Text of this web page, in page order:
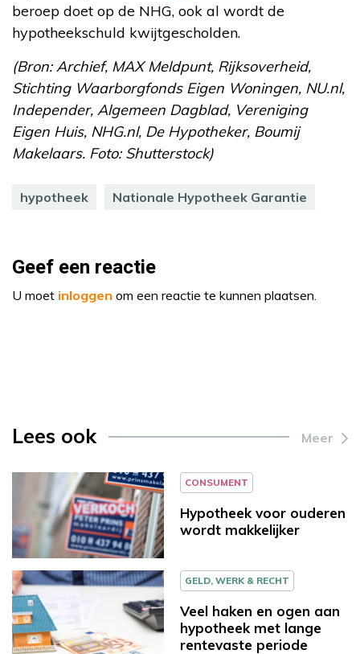
beroep doet op de NHG, ook al wordt de
hypotheekschuld kwijtgescholden.
(Bron: Archief, MAX Meldpunt, Rijksoverheid,
Stichting Waarborgfonds Eigen Woningen, NU.nl,
Independer, Algemeen Dagblad, Vereniging
Eigen Huis, NHG.nl, De Hypotheker, Boumij
Makelaars. Foto: Shutterstock)
hypotheek Nationale Hypotheek Garantie
Geef een reactie
U moet inloggen om een reactie te kunnen plaatsen.
Lees ook Meer
CONSUMENT
Hypotheek voor ouderen
wordt makkelijker
GELD, WERK & RECHT
Veel haken en ogen aan
hypotheek met lange
rentevaste periode